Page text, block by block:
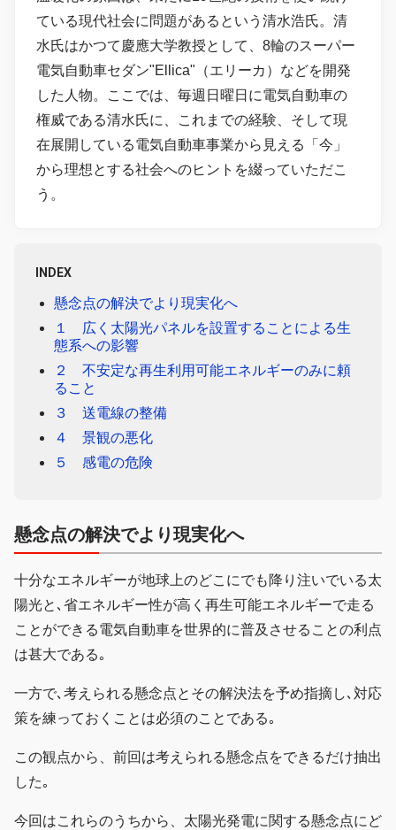
ている現代社会に問題があるという清水浩氏。清
水氏はかつて慶應大学教授として、8輪のスーパー
電気自動車セダン"Ellica"（エリーカ）などを開発
した人物。ここでは、毎週日曜日に電気自動車の
権威である清水氏に、これまでの経験、そして現
在展開している電気自動車事業から見える「今」
から理想とする社会へのヒントを綴っていただこ
う。
INDEX
懸念点の解決でより現実化へ
１ 広く太陽光パネルを設置することによる生
態系への影響
２ 不安定な再生利用可能エネルギーのみに頼
ること
３ 送電線の整備
４ 景観の悪化
５ 感電の危険
懸念点の解決でより現実化へ
十分なエネルギーが地球上のどこにでも降り注いでいる太
陽光と､省エネルギー性が高く再生可能エネルギーで走る
ことができる電気自動車を世界的に普及させることの利点
は甚大である｡
一方で､考えられる懸念点とその解決法を予め指摘し､対応
策を練っておくことは必須のことである｡
この観点から、前回は考えられる懸念点をできるだけ抽出
した｡
今回はこれらのうちから、太陽光発電に関する懸念点にど